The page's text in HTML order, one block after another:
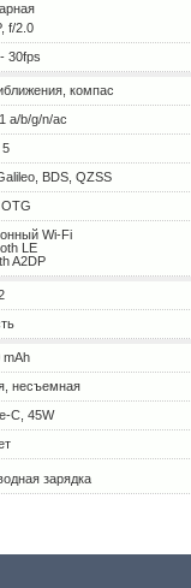
f/2.0
30fps
компас
a/b/g/n/ac
5
BDS, QZSS
Wi-Fi
LE
A2DP
mAh
несъемная
C, 45W
зарядка